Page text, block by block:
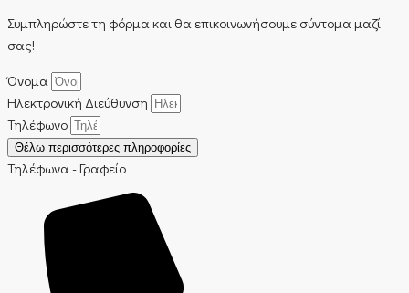
Συμπληρώστε τη φόρμα και θα επικοινωνήσουμε σύντομα μαζί
σας!
Όνομα
Ηλεκτρονική Διεύθυνση
Τηλέφωνο
Θέλω περισσότερες πληροφορίες
Τηλέφωνα - Γραφείο